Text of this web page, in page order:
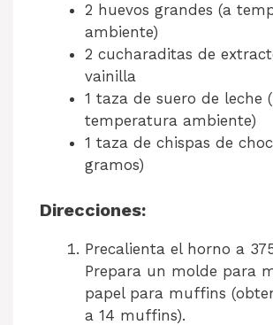
2 huevos grandes (a
ambiente)
2 cucharaditas de
vainilla
1 taza de suero de leche
temperatura ambiente)
1 taza de chispas de
gramos)
Direcciones:
Precalienta el horno a
Prepara un molde para
papel para muffins
a 14 muffins).